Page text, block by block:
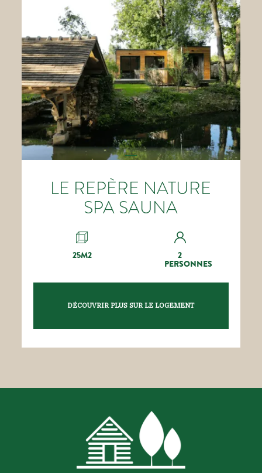
LE REPÈRE NATURE
SPA SAUNA
25M2 2
PERSONNES
DÉCOUVRIR PLUS SUR LE LOGEMENT